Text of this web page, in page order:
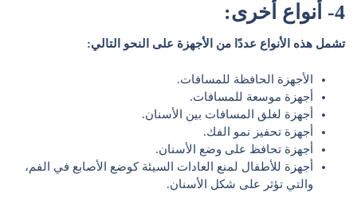
4- أنواع أخرى:
تشمل هذه الأنواع عددًا من الأجهزة على النحو التالي:
الأجهزة الحافظة للمسافات.
أجهزة موسعة للمسافات.
أجهزة لغلق المسافات بين الأسنان.
أجهزة تحفيز نمو الفك.
أجهزة تحافظ على وضع الأسنان.
أجهزة للأطفال لمنع العادات السيئة كوضع الأصابع في الفم،
والتي تؤثر على شكل الأسنان.